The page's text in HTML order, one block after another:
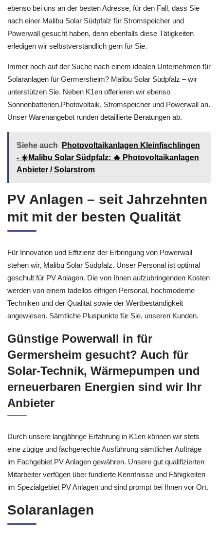
ebenso bei uns an der besten Adresse, für den Fall, dass Sie
nach einer Malibu Solar Südpfalz für Stromspeicher und
Powerwall gesucht haben, denn ebenfalls diese Tätigkeiten
erledigen wir selbstverständlich gern für Sie.
Immer noch auf der Suche nach einem idealen Unternehmen für
Solaranlagen für Germersheim? Malibu Solar Südpfalz – wir
unterstützen Sie. Neben K1en offerieren wir ebenso
Sonnenbatterien,Photovoltaik, Stromspeicher und Powerwall an.
Unser Warenangebot runden detaillierte Beratungen ab.
Siehe auch
Photovoltaikanlagen Kleinfischlingen
- ☀️Malibu Solar Südpfalz: 🔥 Photovoltaikanlagen
Anbieter / Solarstrom
PV Anlagen – seit Jahrzehnten
mit mit der besten Qualität
Für Innovation und Effizienz der Erbringung von Powerwall
stehen wir, Malibu Solar Südpfalz. Unser Personal ist optimal
geschult für PV Anlagen. Die von Ihnen aufzubringenden Kosten
werden von einem tadellos eifrigen Personal, hochmoderne
Techniken und der Qualität sowie der Wertbeständigkeit
angewiesen. Sämtliche Pluspunkte für Sie, unseren Kunden.
Günstige Powerwall in für
Germersheim gesucht? Auch für
Solar-Technik, Wärmepumpen und
erneuerbaren Energien sind wir Ihr
Anbieter
Durch unsere langjährige Erfahrung in K1en können wir stets
eine zügige und fachgerechte Ausführung sämtlicher Aufträge
im Fachgebiet PV Anlagen gewähren. Unsere gut qualifizierten
Mitarbeiter verfügen über fundierte Kenntnisse und Fähigkeiten
im Spezialgebiet PV Anlagen und sind prompt bei Ihnen vor Ort.
Solaranlagen